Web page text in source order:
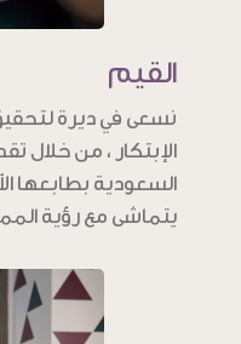
القيم
نسعى في ديرة
الإبتكار ، من خلال
السعودية بطابعها
يتماشى مع رؤية المملكة